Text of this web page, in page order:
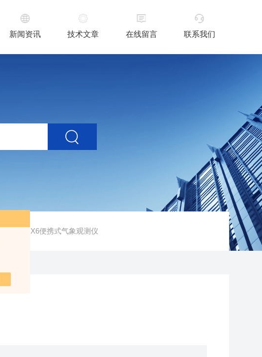
新闻资讯 技术文章 在线留言 联系我们
/ FT--BQX6便携式气象观测仪